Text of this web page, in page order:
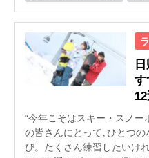
す
“今年こそはスキー・スノー
の皆さんにとって､ひとつ
び。たくさん練習したいけ